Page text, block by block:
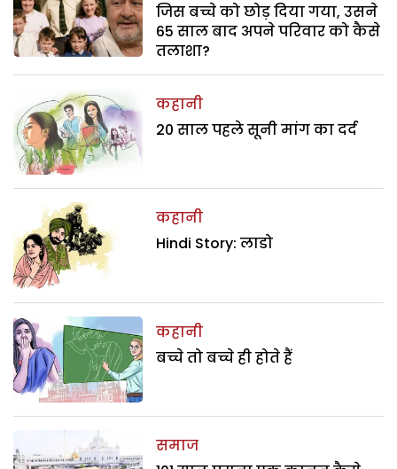
जिस बच्चे को छोड़ दिया गया, उसने
65 साल बाद अपने परिवार को कैसे
तलाशा?
कहानी
20 साल पहले सूनी मांग का दर्द
कहानी
Hindi Story: लाडो
कहानी
बच्चे तो बच्चे ही होते हैं
समाज